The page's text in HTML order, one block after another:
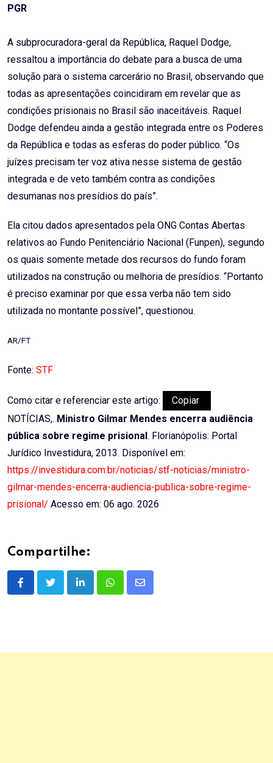
PGR
A subprocuradora-geral da República, Raquel Dodge,
ressaltou a importância do debate para a busca de uma
solução para o sistema carcerário no Brasil, observando que
todas as apresentações coincidiram em revelar que as
condições prisionais no Brasil são inaceitáveis. Raquel
Dodge defendeu ainda a gestão integrada entre os Poderes
da República e todas as esferas do poder público. “Os
juízes precisam ter voz ativa nesse sistema de gestão
integrada e de veto também contra as condições
desumanas nos presídios do país”.
Ela citou dados apresentados pela ONG Contas Abertas
relativos ao Fundo Penitenciário Nacional (Funpen), segundo
os quais somente metade dos recursos do fundo foram
utilizados na construção ou melhoria de presídios. “Portanto
é preciso examinar por que essa verba não tem sido
utilizada no montante possível”, questionou.
AR/FT
Fonte: STF
Como citar e referenciar este artigo:
Copiar
NOTÍCIAS,. Ministro Gilmar Mendes encerra audiência
pública sobre regime prisional . Florianópolis: Portal
Jurídico Investidura, 2013. Disponível em:
https://investidura.com.br/noticias/stf-noticias/ministro-
gilmar-mendes-encerra-audiencia-publica-sobre-regime-
prisional/ Acesso em: 06 ago. 2026
Compartilhe:
LinkedInWhatsappShare